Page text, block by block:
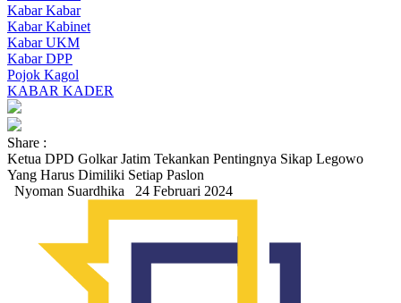
Kabar Kabar
Kabar Kabinet
Kabar UKM
Kabar DPP
Pojok Kagol
KABAR KADER
Share :
Ketua DPD Golkar Jatim Tekankan Pentingnya Sikap Legowo
Yang Harus Dimiliki Setiap Paslon
Nyoman Suardhika
24 Februari 2024